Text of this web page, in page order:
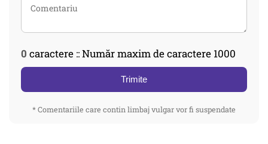
0 caractere :: Număr maxim de caractere 1000
Trimite
* Comentariile care contin limbaj vulgar vor fi suspendate